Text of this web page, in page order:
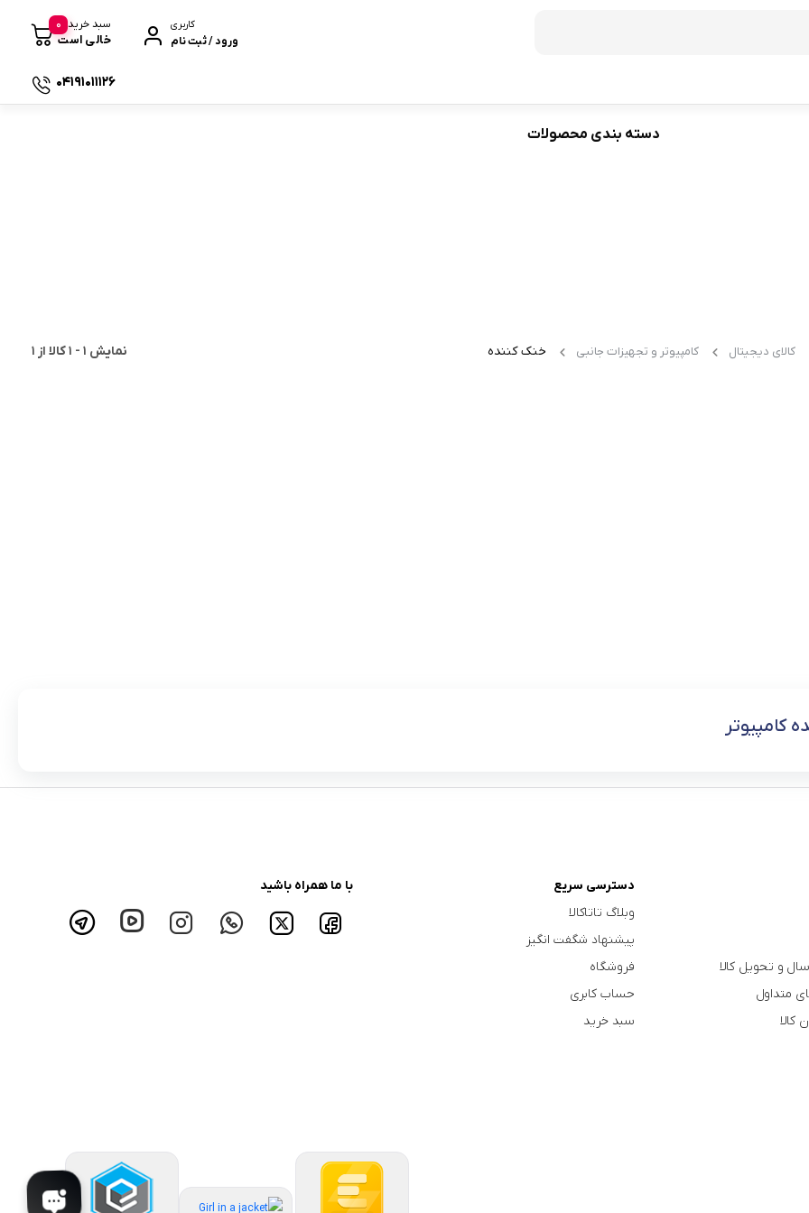
کاربری
ورود / ثبت نام
سبد خرید
خالی است
0
04191011126
دسته بندی محصولات
کالای دیجیتال کامپیوتر و تجهیزات جانبی
خنک‌ کننده
نمایش 1
-
1کالا از 1
کامپیوتر
و تحویل کالا
متداول
کالا
دسترسی سریع
وبلاگ تاتاکالا
پیشنهاد شگفت انگیز
فروشگاه
حساب کابری
سبد خرید
با ما همراه باشید